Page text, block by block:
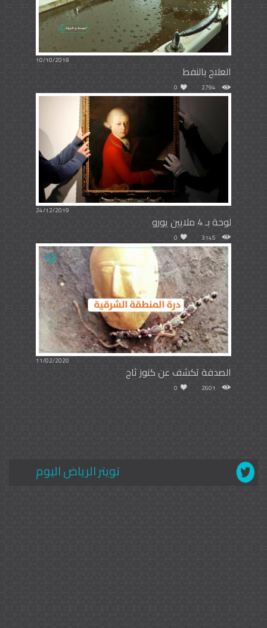
10/10/2019
العلاج بالنفط
2794
0
24/12/2019
لوحة بـ 4 ملايين يورو
3145
0
11/02/2020
الصدفة تكشف عن كنوز ثاج
2601
0
تويتر الرياض اليوم